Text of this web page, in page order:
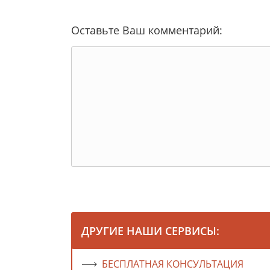
Оставьте Ваш комментарий:
ДРУГИЕ НАШИ СЕРВИСЫ:
БЕСПЛАТНАЯ КОНСУЛЬТАЦИЯ